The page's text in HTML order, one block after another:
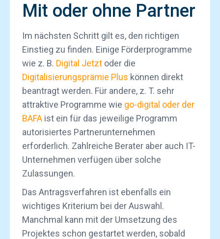
Mit oder ohne Partner
Im nächsten Schritt gilt es, den richtigen
Einstieg zu finden. Einige Förderprogramme
wie z. B. Digital Jetzt oder die
Digitalisierungsprämie Plus können direkt
beantragt werden. Für andere, z. T. sehr
attraktive Programme wie go-digital oder der
BAFA ist ein für das jeweilige Programm
autorisiertes Partnerunternehmen
erforderlich. Zahlreiche Berater aber auch IT-
Unternehmen verfügen über solche
Zulassungen.
Das Antragsverfahren ist ebenfalls ein
wichtiges Kriterium bei der Auswahl.
Manchmal kann mit der Umsetzung des
Projektes schon gestartet werden, sobald